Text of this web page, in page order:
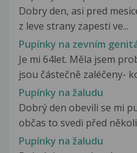
Dobry den, asi pred
z leve strany zapesti ve...
Pupínky na zevním
Je mi 64let. Měla jsem
jsou částečně zaléčeny-
Pupínky na žaludu
Dobrý den obevili se mi
občas to svedi před
Pupínky na žaludu